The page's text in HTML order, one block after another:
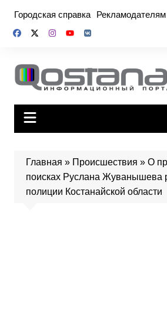
содержимому
Городская справка Рекламодателям
Главная » Происшествия » О
поисках Руслана Жуванышева
полиции Костанайской области